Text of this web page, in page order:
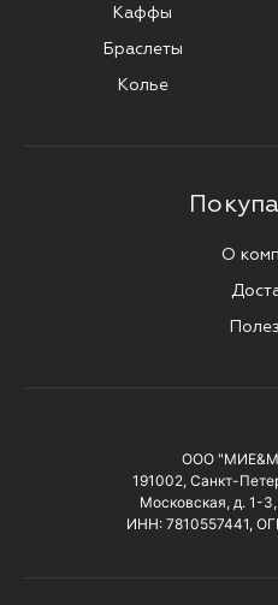
Каффы
Браслеты
Колье
О
ООО
191002, Санкт-
Московская, д. 1-
ИНН: 7810557441,